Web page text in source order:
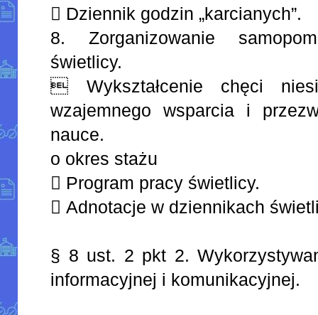
 Dziennik godzin „karcianych”.
8. Zorganizowanie
świetlicy.
 Wykształcenie chęci
wzajemnego wsparcia i
nauce.
o okres stażu
 Program pracy świetlicy.
 Adnotacje w dziennikach
§ 8 ust. 2 pkt 2.
informacyjnej i komunikacyjnej.